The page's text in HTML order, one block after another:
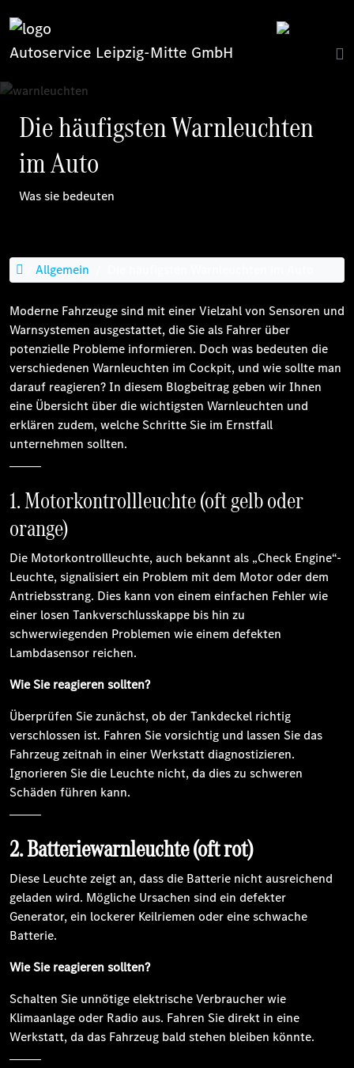
Autoservice Leipzig-Mitte GmbH
Die häufigsten Warnleuchten
im Auto
Was sie bedeuten
Allgemein
Moderne Fahrzeuge sind mit einer Vielzahl von Sensoren und
Warnsystemen ausgestattet, die Sie als Fahrer über
potenzielle Probleme informieren. Doch was bedeuten die
verschiedenen Warnleuchten im Cockpit, und wie sollte man
darauf reagieren? In diesem Blogbeitrag geben wir Ihnen
eine Übersicht über die wichtigsten Warnleuchten und
erklären zudem, welche Schritte Sie im Ernstfall
unternehmen sollten.
1. Motorkontrollleuchte (oft gelb oder
orange)
Die Motorkontrollleuchte, auch bekannt als „Check Engine“-
Leuchte, signalisiert ein Problem mit dem Motor oder dem
Antriebsstrang. Dies kann von einem einfachen Fehler wie
einer losen Tankverschlusskappe bis hin zu
schwerwiegenden Problemen wie einem defekten
Lambdasensor reichen.
Wie Sie reagieren sollten?
Überprüfen Sie zunächst, ob der Tankdeckel richtig
verschlossen ist. Fahren Sie vorsichtig und lassen Sie das
Fahrzeug zeitnah in einer Werkstatt diagnostizieren.
Ignorieren Sie die Leuchte nicht, da dies zu schweren
Schäden führen kann.
2. Batteriewarnleuchte (oft rot)
Diese Leuchte zeigt an, dass die Batterie nicht ausreichend
geladen wird. Mögliche Ursachen sind ein defekter
Generator, ein lockerer Keilriemen oder eine schwache
Batterie.
Wie Sie reagieren sollten?
Schalten Sie unnötige elektrische Verbraucher wie
Klimaanlage oder Radio aus. Fahren Sie direkt in eine
Werkstatt, da das Fahrzeug bald stehen bleiben könnte.